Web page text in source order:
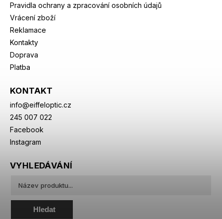
Pravidla ochrany a zpracování osobních údajů
Vrácení zboží
Reklamace
Kontakty
Doprava
Platba
KONTAKT
info@eiffeloptic.cz
245 007 022
Facebook
Instagram
VYHLEDÁVÁNÍ
Hledat